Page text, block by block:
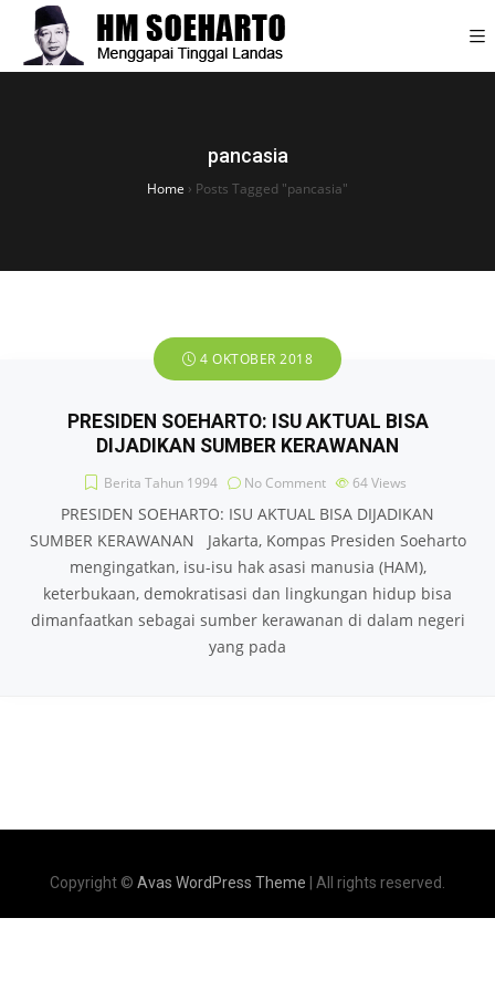
pancasia
Home › Posts Tagged "pancasia"
4 OKTOBER 2018
PRESIDEN SOEHARTO: ISU AKTUAL BISA
DIJADIKAN SUMBER KERAWANAN
Berita Tahun 1994 No Comment 64Views
PRESIDEN SOEHARTO: ISU AKTUAL BISA DIJADIKAN
SUMBER KERAWANAN Jakarta, Kompas Presiden Soeharto
mengingatkan, isu-isu hak asasi manusia (HAM),
keterbukaan, demokratisasi dan lingkungan hidup bisa
dimanfaatkan sebagai sumber kerawanan di dalam negeri
yang pada
Copyright © Avas WordPress Theme | All rights reserved.